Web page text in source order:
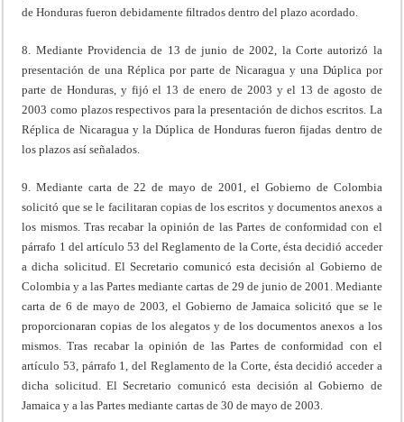
de Honduras fueron debidamente ﬁltrados dentro del plazo acordado.
8. Mediante Providencia de 13 de junio de 2002, la Corte autorizó la
presentación de una Réplica por parte de Nicaragua y una Dúplica por
parte de Honduras, y fijó el 13 de enero de 2003 y el 13 de agosto de
2003 como plazos respectivos para la presentación de dichos escritos. La
Réplica de Nicaragua y la Dúplica de Honduras fueron ﬁjadas dentro de
los plazos así señalados.
9. Mediante carta de 22 de mayo de 2001, el Gobierno de Colombia
solicitó que se le facilitaran copias de los escritos y documentos anexos a
los mismos. Tras recabar la opinión de las Partes de conformidad con el
párrafo 1 del artículo 53 del Reglamento de la Corte, ésta decidió acceder
a dicha solicitud. El Secretario comunicó esta decisión al Gobierno de
Colombia y a las Partes mediante cartas de 29 de junio de 2001. Mediante
carta de 6 de mayo de 2003, el Gobierno de Jamaica solicitó que se le
proporcionaran copias de los alegatos y de los documentos anexos a los
mismos. Tras recabar la opinión de las Partes de conformidad con el
artículo 53, párrafo 1, del Reglamento de la Corte, ésta decidió acceder a
dicha solicitud. El Secretario comunicó esta decisión al Gobierno de
Jamaica y a las Partes mediante cartas de 30 de mayo de 2003.